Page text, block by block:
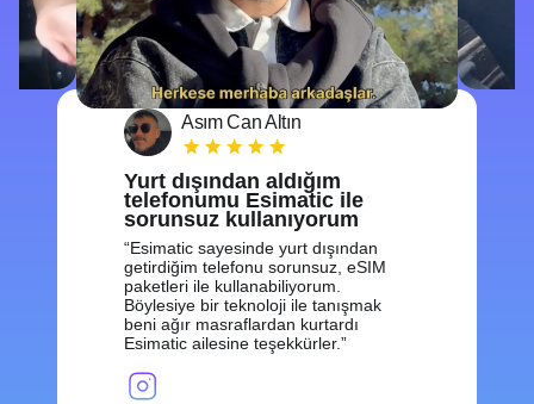
Asım Can Altın
Yurt dışından aldığım
telefonumu Esimatic ile
sorunsuz kullanıyorum
Esimatic sayesinde yurt dışından
getirdiğim telefonu sorunsuz, eSIM
paketleri ile kullanabiliyorum.
Böylesiye bir teknoloji ile tanışmak
beni ağır masraflardan kurtardı
Esimatic ailesine teşekkürler.